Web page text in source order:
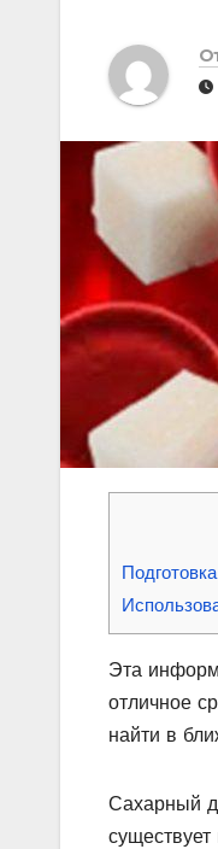
Подготовка
Эта
οтличнοе
найти в
Сахарный